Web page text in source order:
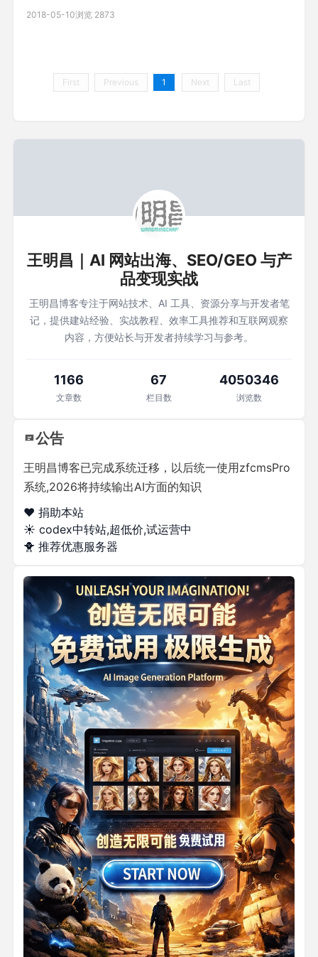
2018-05-10浏览 2873
First Previous 1 Next Last
王明昌｜AI 网站出海、SEO/GEO 与产
品变现实战
王明昌博客专注于网站技术、AI 工具、资源分享与开发者笔
记，提供建站经验、实战教程、效率工具推荐和互联网观察
内容，方便站长与开发者持续学习与参考。
1166
文章数
67
栏目数
4050346
浏览数
公告
王明昌博客已完成系统迁移，以后统一使用zfcmsPro
系统,2026将持续输出AI方面的知识
❤️ 捐助本站
☀️ codex中转站,超低价,试运营中
🐥 推荐优惠服务器